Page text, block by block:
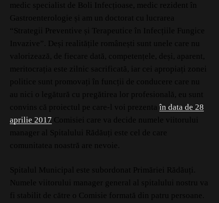
medic specialist de Boli Infecțioase, medic rezident în
Gastroenterologie și am un doctorat cu lucrarea
“Strategii Preventive și Terapeutice în Infecțiile Fungice
Invazive”. Deși realitățile românești sunt unele care nu
valorizează, de fiecare dată, competențele, deși, aparent,
meritocrația este zilnic sacrificată, iar cei apropiați zonei
politice sunt promovați în funcții de conducere care nu
au nici o legătură cu pregătirea lor profesională, eu sunt
convins că proiectul pe care-l voi prezentaîn data de 28
aprilie 2017 Comisiei care va decide numele viitorului
manager al Spitalului Rădăuți este cel de care
comunitatea noastră are nevoie.
Spitalul Municipal este subordonat Primăriei Rădăuți.
Numele viitorului manager general al spitalului nostru va
fi stabilit de către o Comisie formată din patru persoane.